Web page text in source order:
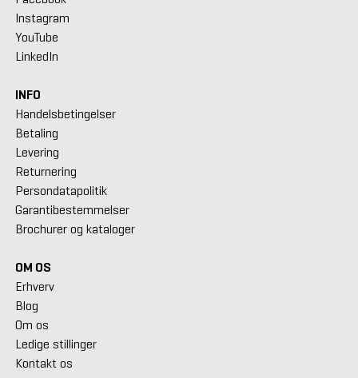
Instagram
YouTube
LinkedIn
INFO
Handelsbetingelser
Betaling
Levering
Returnering
Persondatapolitik
Garantibestemmelser
Brochurer og kataloger
OM OS
Erhverv
Blog
Om os
Ledige stillinger
Kontakt os